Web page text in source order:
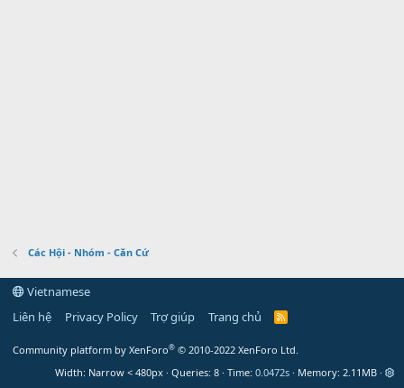
Các Hội - Nhóm - Căn Cứ
Vietnamese
Liên hệ
Privacy Policy Trợ giúp Trang chủ
R
Community platform by XenForo® © 2010-2022 XenForo Ltd.
Width
Queries 8 Time 0.0472s Memory 2.11MB